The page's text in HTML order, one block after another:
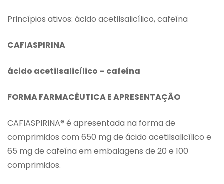
Princípios ativos: ácido acetilsalicílico, cafeína
CAFIASPIRINA
ácido acetilsalicílico – cafeína
FORMA FARMACÊUTICA E APRESENTAÇÃO
CAFIASPIRINA® é apresentada na forma de
comprimidos com 650 mg de ácido acetilsalicílico e
65 mg de cafeína em embalagens de 20 e 100
comprimidos.